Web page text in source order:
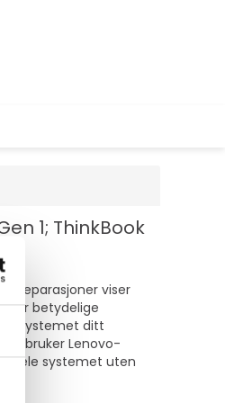
1; ThinkBook
viser
gir betydelige
er systemet ditt
bruker Lenovo-
hele systemet uten